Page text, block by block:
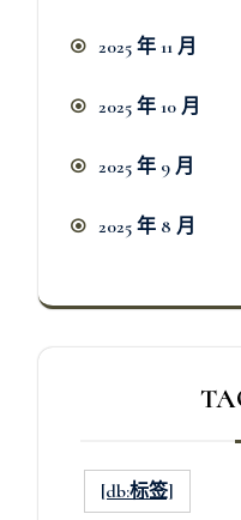
2025 年 11 月
2025 年 10 月
2025 年 9 月
2025 年 8 月
[db:标签]